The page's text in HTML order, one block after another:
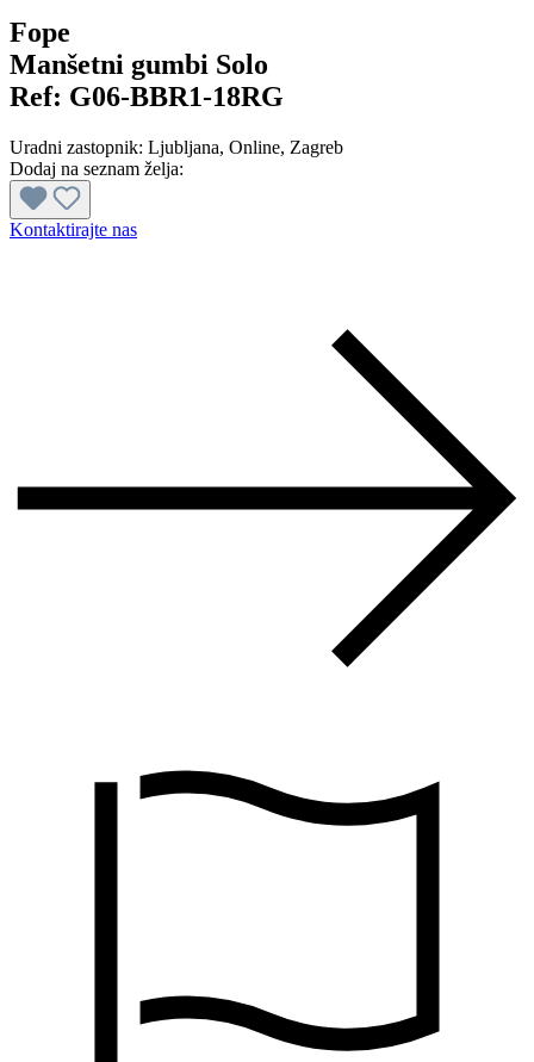
Fope
Manšetni gumbi Solo
Ref: G06-BBR1-18RG
Uradni zastopnik: Ljubljana, Online, Zagreb
Dodaj na seznam želja:
Kontaktirajte nas